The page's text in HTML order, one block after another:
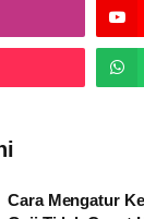
Cara Mengatur